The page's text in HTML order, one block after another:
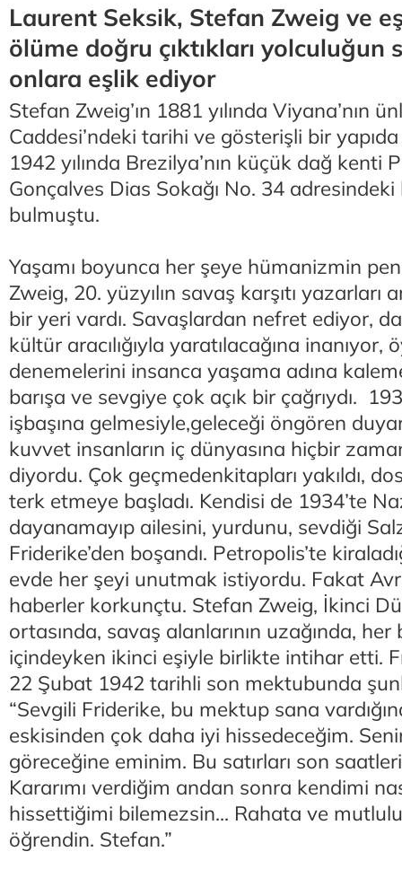
Laurent Seksik, Stefan Zweig ve
ölüme doğru çıktıkları yolculuğun
onlara eşlik ediyor
Stefan Zweig’ın 1881 yılında Viyana’nın
Caddesi’ndeki tarihi ve gösterişli bir
1942 yılında Brezilya’nın küçük dağ kenti
Gonçalves Dias Sokağı No. 34
bulmuştu.
Yaşamı boyunca her şeye hümanizmin
Zweig, 20. yüzyılın savaş karşıtı yazarları
bir yeri vardı. Savaşlardan nefret ediyor,
kültür aracılığıyla yaratılacağına inanıyor,
denemelerini insanca yaşama adına
barışa ve sevgiye çok açık bir çağrıydı.
işbaşına gelmesiyle,geleceği öngören
kuvvet insanların iç dünyasına hiçbir
diyordu. Çok geçmedenkitapları yakıldı,
terk etmeye başladı. Kendisi de 1934’te
dayanamayıp ailesini, yurdunu, sevdiği
Friderike’den boşandı. Petropolis’te
evde her şeyi unutmak istiyordu. Fakat
haberler korkunçtu. Stefan Zweig, İkinci
ortasında, savaş alanlarının uzağında,
içindeyken ikinci eşiyle birlikte intihar etti.
22 Şubat 1942 tarihli son mektubunda
“Sevgili Friderike, bu mektup sana
eskisinden çok daha iyi hissedeceğim.
göreceğine eminim. Bu satırları son
Kararımı verdiğim andan sonra kendimi
hissettiğimi bilemezsin... Rahata ve
öğrendin. Stefan.”